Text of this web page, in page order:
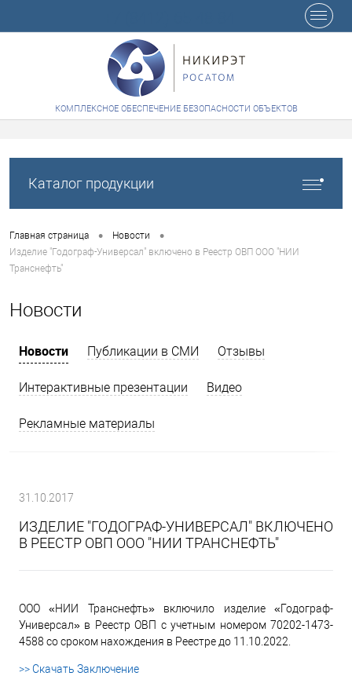
КОМПЛЕКСНОЕ ОБЕСПЕЧЕНИЕ БЕЗОПАСНОСТИ ОБЪЕКТОВ
Каталог продукции
Главная страница • Новости •
Изделие "Годограф-Универсал" включено в Реестр ОВП ООО "НИИ
Транснефть"
Новости
Новости Публикации в СМИ Отзывы
Интерактивные презентации Видео
Рекламные материалы
31.10.2017
ИЗДЕЛИЕ "ГОДОГРАФ-УНИВЕРСАЛ" ВКЛЮЧЕНО
В РЕЕСТР ОВП ООО "НИИ ТРАНСНЕФТЬ"
ООО «НИИ Транснефть» включило изделие «Годограф-
Универсал» в Реестр ОВП с учетным номером 70202-1473-
4588 со сроком нахождения в Реестре до 11.10.2022.
>> Скачать Заключение